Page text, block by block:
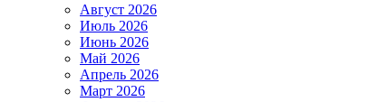
Август 2026
Июль 2026
Июнь 2026
Май 2026
Апрель 2026
Март 2026